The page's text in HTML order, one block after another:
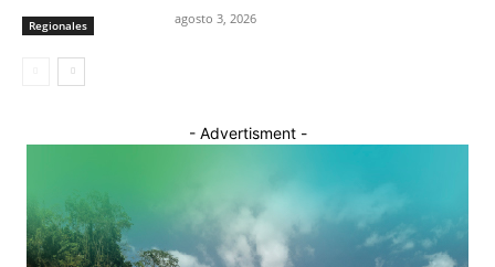
Regionales agosto 3, 2026
- Advertisment -